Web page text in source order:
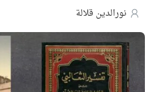
نورالدين قلالة